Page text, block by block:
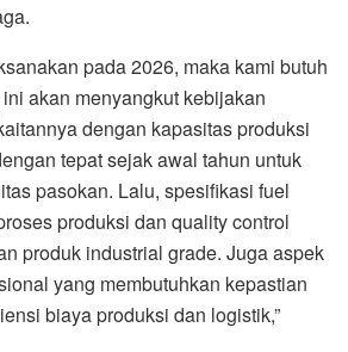
pada 2026, maka kami butuh
akan menyangkut kebijakan
dengan kapasitas produksi
tepat sejak awal tahun untuk
pasokan. Lalu, spesifikasi fuel
produksi dan quality control
produk industrial grade. Juga aspek
yang membutuhkan kepastian
biaya produksi dan logistik,”